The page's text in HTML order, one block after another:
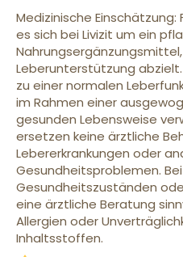
Medizinische
es sich bei Livizit um ein
Leberunterstützung
zu einer normalen
im Rahmen einer
gesunden Lebensweise
ersetzen keine ärztliche
Lebererkrankungen oder
Gesundheitsproblemen.
Gesundheitszuständen
eine ärztliche Beratung
Allergien oder
Inhaltsstoffen.